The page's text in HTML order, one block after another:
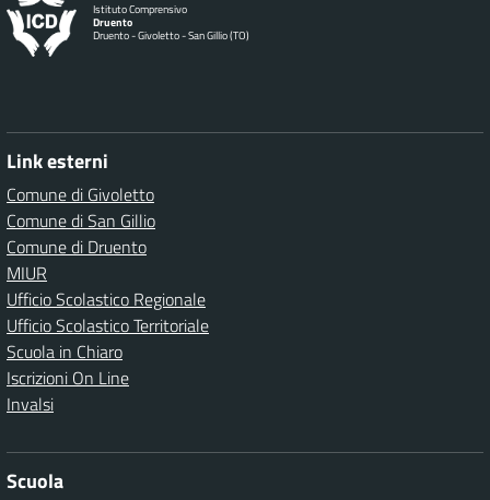
Istituto Comprensivo
Druento
Druento - Givoletto - San Gillio (TO)
Link esterni
Comune di Givoletto
Comune di San Gillio
Comune di Druento
MIUR
Ufficio Scolastico Regionale
Ufficio Scolastico Territoriale
Scuola in Chiaro
Iscrizioni On Line
Invalsi
Scuola